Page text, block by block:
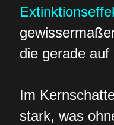
die gerade
Im
stark, was